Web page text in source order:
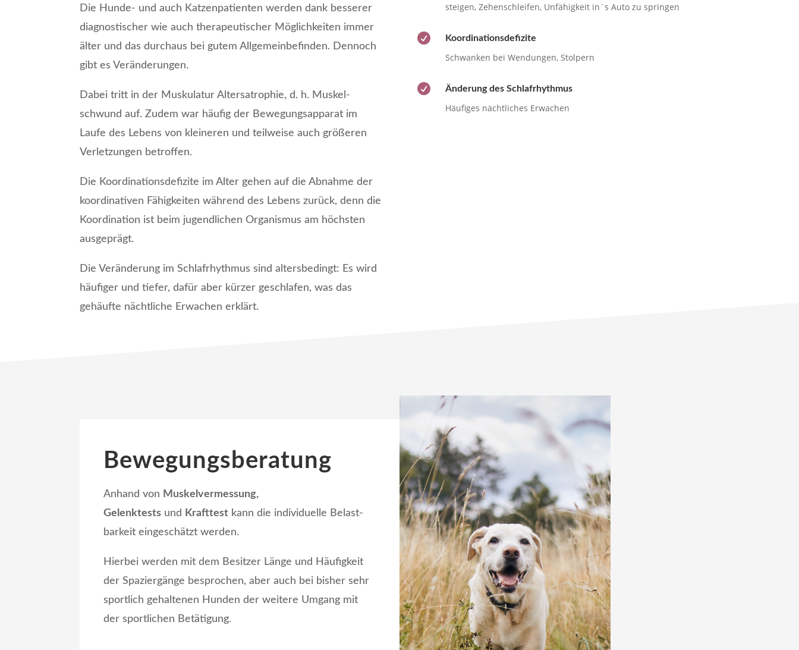
Die Hunde- und auch Katzen­patienten werden dank besserer
diagnos­tischer wie auch therapeu­tischer Möglich­keiten immer
älter und das durchaus bei gutem Allgemein­befinden. Dennoch
gibt es Verände­rungen.
Dabei tritt in der Muskulatur Alters­atrophie, d. h. Muskel­
schwund auf. Zudem war häufig der Bewegungs­apparat im
Laufe des Lebens von kleineren und teilweise auch größeren
Verletzungen betroffen.
Die Koordinations­defizite im Alter gehen auf die Abnahme der
koordinativen Fähigkeiten während des Lebens zurück, denn die
Koordination ist beim jugendlichen Organismus am höchsten
ausgeprägt.
Die Veränderung im Schlaf­rhythmus sind altersbedingt: Es wird
häufiger und tiefer, dafür aber kürzer geschlafen, was das
gehäufte nächtliche Erwachen erklärt.
steigen, Zehenschleifen, Unfähigkeit in´s Auto zu springen
 Koordinations­defizite
Schwanken bei Wendungen, Stolpern
 Änderung des Schlaf­rhythmus
Häufiges nächtliches Erwachen
Bewegungs­beratung
Anhand von Muskel­vermessung,
Gelenktests und Krafttest kann die indivi­duelle Belast­
barkeit eingeschätzt werden.
Hierbei werden mit dem Besitzer Länge und Häufigkeit
der Spazier­gänge besprochen, aber auch bei bisher sehr
sportlich gehaltenen Hunden der weitere Umgang mit
der sportlichen Betätigung.